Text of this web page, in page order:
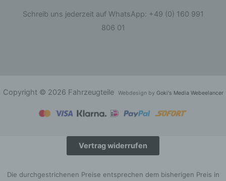
Schreib uns jederzeit auf WhatsApp: +49 (0) 160 991
806 01
Copyright © 2026 Fahrzeugteile Webdesign by Goki's Media Webeelancer
Vertrag widerrufen
Die durchgestrichenen Preise entsprechen dem bisherigen Preis in
Daten mit dem Ziel, ihre künftige Verarbeitung
darin besteht, dass diese personenbezogenen
Daten verwendet werden, um bestimmte
Person beziehen, zu bewerten, insbesondere,
Vorlieben, Interessen, Zuverlässigkeit, Verhalten,
Aufenthaltsort oder Ortswechsel dieser
natürlichen Person zu analysieren oder